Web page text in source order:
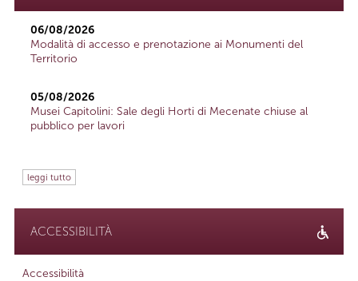
06/08/2026
Modalità di accesso e prenotazione ai Monumenti del
Territorio
05/08/2026
Musei Capitolini: Sale degli Horti di Mecenate chiuse al
pubblico per lavori
leggi tutto
ACCESSIBILITÀ
Accessibilità